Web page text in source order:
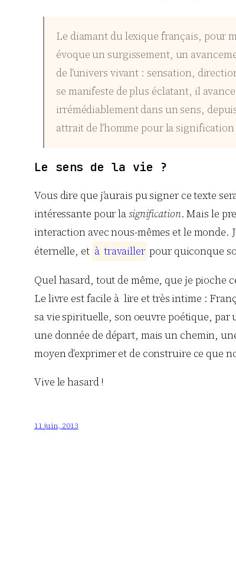
Le diamant du lexique français, pour
évoque un surgissement, un
de l’univers vivant : sensation,
se manifeste de plus éclatant, il
irrémédiablement dans un sens,
attrait de l’homme pour la
Le sens de la vie ?
Vous dire que j’aurais pu signer ce texte
intéressante pour lasignification. Mais le
interaction avec nous-mêmes et le monde.
éternelle, et à travailler pour quiconque
Quel hasard, tout de même, que je pioche
Le livre est facile à lire et très intime :
sa vie spirituelle, son oeuvre poétique, par
une donnée de départ, mais un chemin,
moyen d’exprimer et de construire ce que
Vive le hasard !
11 juin, 2013